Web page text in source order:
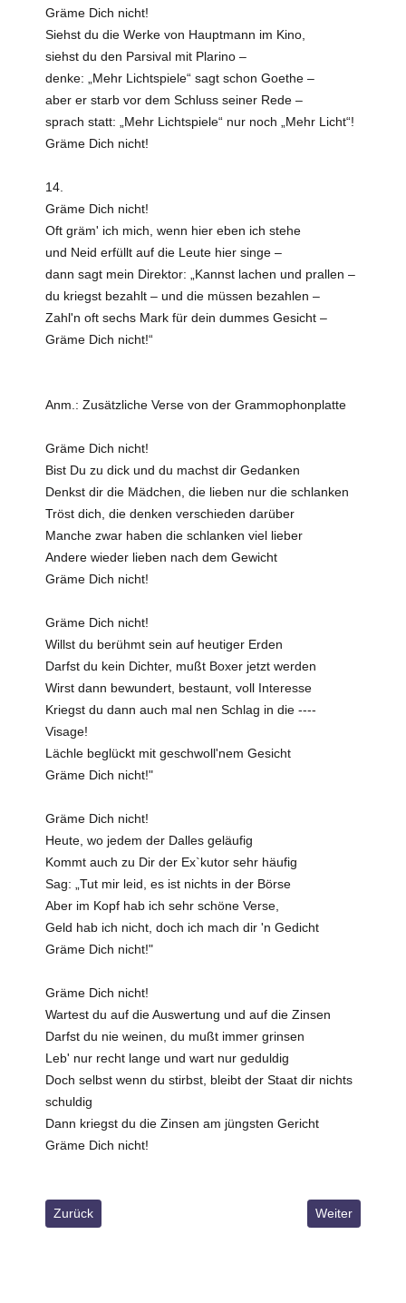
Gräme Dich nicht!
Siehst du die Werke von Hauptmann im Kino,
siehst du den Parsival mit Plarino –
denke: „Mehr Lichtspiele“ sagt schon Goethe –
aber er starb vor dem Schluss seiner Rede –
sprach statt: „Mehr Lichtspiele“ nur noch „Mehr Licht“!
Gräme Dich nicht!
14.
Gräme Dich nicht!
Oft gräm' ich mich, wenn hier eben ich stehe
und Neid erfüllt auf die Leute hier singe –
dann sagt mein Direktor: „Kannst lachen und prallen –
du kriegst bezahlt – und die müssen bezahlen –
Zahl'n oft sechs Mark für dein dummes Gesicht –
Gräme Dich nicht!“
Anm.: Zusätzliche Verse von der Grammophonplatte
Gräme Dich nicht!
Bist Du zu dick und du machst dir Gedanken
Denkst dir die Mädchen, die lieben nur die schlanken
Tröst dich, die denken verschieden darüber
Manche zwar haben die schlanken viel lieber
Andere wieder lieben nach dem Gewicht
Gräme Dich nicht!
Gräme Dich nicht!
Willst du berühmt sein auf heutiger Erden
Darfst du kein Dichter, mußt Boxer jetzt werden
Wirst dann bewundert, bestaunt, voll Interesse
Kriegst du dann auch mal nen Schlag in die ----
Visage!
Lächle beglückt mit geschwoll'nem Gesicht
Gräme Dich nicht!"
Gräme Dich nicht!
Heute, wo jedem der Dalles geläufig
Kommt auch zu Dir der Ex`kutor sehr häufig
Sag: „Tut mir leid, es ist nichts in der Börse
Aber im Kopf hab ich sehr schöne Verse,
Geld hab ich nicht, doch ich mach dir 'n Gedicht
Gräme Dich nicht!"
Gräme Dich nicht!
Wartest du auf die Auswertung und auf die Zinsen
Darfst du nie weinen, du mußt immer grinsen
Leb' nur recht lange und wart nur geduldig
Doch selbst wenn du stirbst, bleibt der Staat dir nichts
schuldig
Dann kriegst du die Zinsen am jüngsten Gericht
Gräme Dich nicht!
Vorheriger Beitrag: Gib du mir deine, ich gebe dir meine
Zurück Nächster
Weiter